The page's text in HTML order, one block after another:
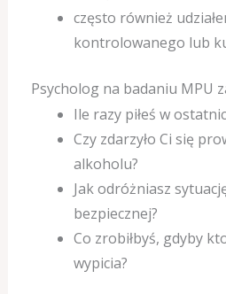
często również
kontrolowanego lub
Psycholog na badaniu MPU
Ile razy piłeś w
Czy zdarzyło Ci się
alkoholu?
Jak odróżniasz
bezpiecznej?
Co zrobiłbyś, gdyby
wypicia?